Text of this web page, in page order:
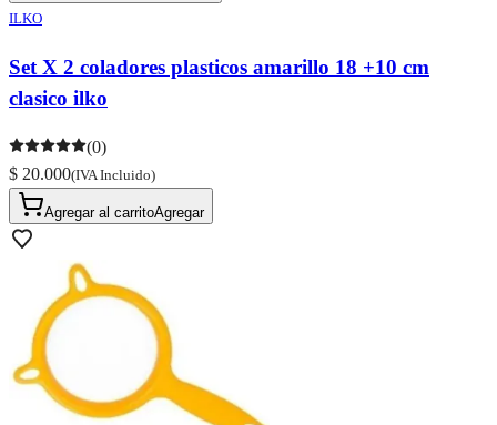
ILKO
Set X 2 coladores plasticos amarillo 18 +10 cm
clasico ilko
(0)
$ 20.000(IVA Incluido)
Agregar al carritoAgregar